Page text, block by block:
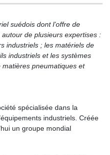
suédois dont l’offre de
de plusieurs expertises :
industriels ; les matériels de
industriels et les systèmes
matières pneumatiques et
spécialisée dans la
industriels. Créée
un groupe mondial